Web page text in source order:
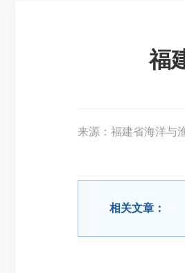
福
来源：福建省海洋与
相关文章：